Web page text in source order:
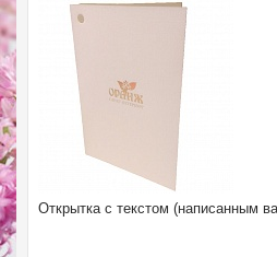
Открытка с текстом (написанным